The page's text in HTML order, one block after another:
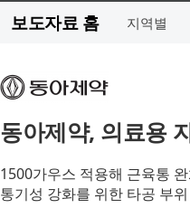
보도자료 홈 지역별
동아제약, 의료용
1500가우스 적용해 근육통
통기성 강화를 위한 타공 부